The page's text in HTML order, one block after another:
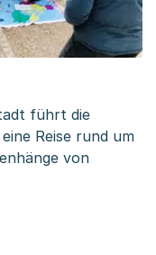
führt die
Reise rund um
von